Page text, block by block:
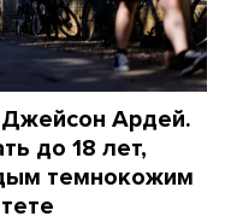
Ардей.
до 18 лет,
темнокожим